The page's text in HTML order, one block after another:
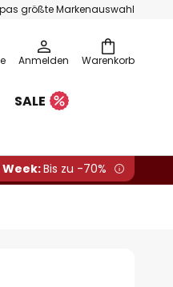
größte Markenauswahl
Warenkorb
Anmelden
SALE
Week:Bis zu -70%